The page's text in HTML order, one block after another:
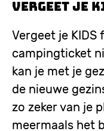
Vergeet je
Vergeet je
campingticket
kan je met je
de nieuwe
zo zeker van je
meermaals het